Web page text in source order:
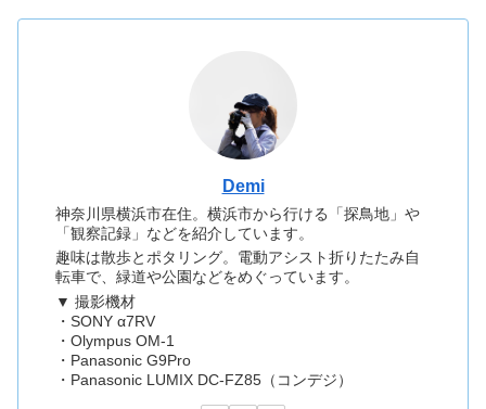
Demi
神奈川県横浜市在住。横浜市から行ける「探鳥地」や
「観察記録」などを紹介しています。
趣味は散歩とポタリング。電動アシスト折りたたみ自
転車で、緑道や公園などをめぐっています。
▼ 撮影機材
・SONY α7RV
・Olympus OM-1
・Panasonic G9Pro
・Panasonic LUMIX DC-FZ85（コンデジ）